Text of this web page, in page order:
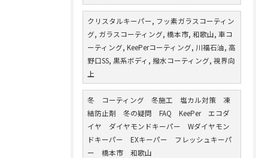
クリスタルキーパー, フッ素ガラスコーティン
グ, ガラスコーティング, 橋本市, 和歌山, 車コ
ーティング, KeePerコーティング, 川福石油, 高
野口SS, 黒系ボディ, 撥水コーティング, 視界向
上
冬 コーティング 冬施工 塩カル対策 凍
結防止剤 冬の疑問 FAQ KeePer エコダ
イヤ ダイヤモンドキーパー Wダイヤモン
ドキーパー EXキーパー フレッシュキーパ
ー 橋本市 和歌山